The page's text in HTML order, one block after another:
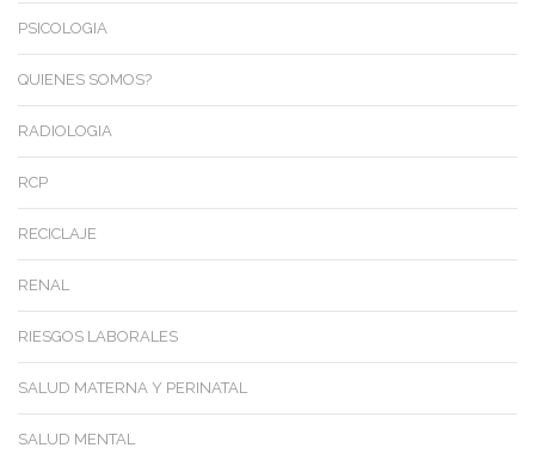
PSICOLOGIA
QUIENES SOMOS?
RADIOLOGIA
RCP
RECICLAJE
RENAL
RIESGOS LABORALES
SALUD MATERNA Y PERINATAL
SALUD MENTAL